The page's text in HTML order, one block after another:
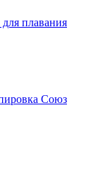
плавания
Союз